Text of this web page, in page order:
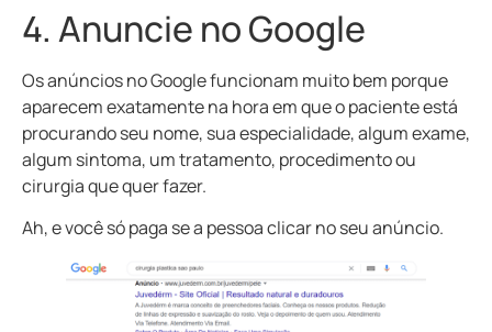
4. Anuncie no Google
Os anúncios no Google funcionam muito bem porque
aparecem exatamente na hora em que o paciente está
procurando seu nome, sua especialidade, algum exame,
algum sintoma, um tratamento, procedimento ou
cirurgia que quer fazer.
Ah, e você só paga se a pessoa clicar no seu anúncio.